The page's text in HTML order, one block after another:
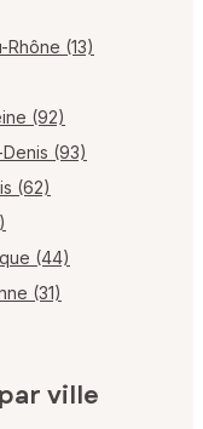
(13)
(92)
(93)
(62)
(44)
(31)
ville